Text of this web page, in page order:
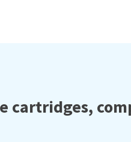
cartridges,